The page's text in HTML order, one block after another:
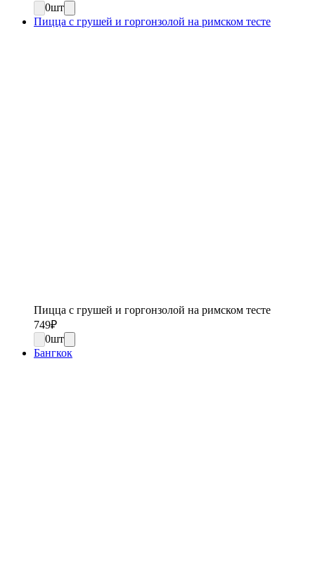
0шт
Пицца с грушей и горгонзолой на римском тесте
Пицца с грушей и горгонзолой на римском тесте
749₽
0шт
Бангкок